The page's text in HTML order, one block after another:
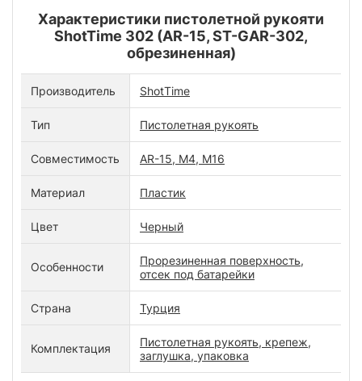
Характеристики пистолетной рукояти
ShotTime 302 (AR-15, ST-GAR-302,
обрезиненная)
Производитель ShotTime
Тип Пистолетная рукоять
Совместимость AR-15, M4, M16
Материал Пластик
Цвет Черный
Особенности
Прорезиненная поверхность,
отсек под батарейки
Страна Турция
Комплектация
Пистолетная рукоять, крепеж,
заглушка, упаковка